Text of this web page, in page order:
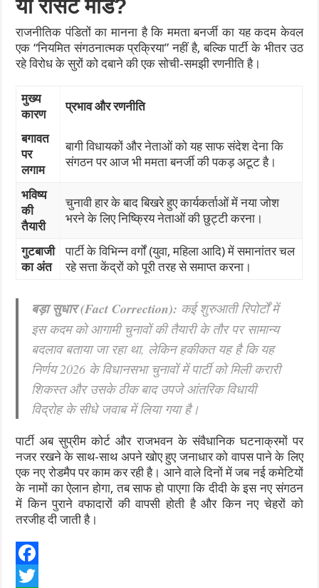
या रीसेट मोड?
राजनीतिक पंडितों का मानना है कि ममता बनर्जी का यह कदम केवल
एक “नियमित संगठनात्मक प्रक्रिया” नहीं है, बल्कि पार्टी के भीतर उठ
रहे विरोध के सुरों को दबाने की एक सोची-समझी रणनीति है।
मुख्य
कारण
प्रभाव और रणनीति
बगावत
पर
लगाम
बागी विधायकों और नेताओं को यह साफ संदेश देना कि
संगठन पर आज भी ममता बनर्जी की पकड़ अटूट है।
भविष्य
की
तैयारी
चुनावी हार के बाद बिखरे हुए कार्यकर्ताओं में नया जोश
भरने के लिए निष्क्रिय नेताओं की छुट्टी करना।
गुटबाजी
का अंत
पार्टी के विभिन्न वर्गों (युवा, महिला आदि) में समानांतर चल
रहे सत्ता केंद्रों को पूरी तरह से समाप्त करना।
बड़ा सुधार (Fact Correction): कई शुरुआती रिपोर्टों में
इस कदम को आगामी चुनावों की तैयारी के तौर पर सामान्य
बदलाव बताया जा रहा था, लेकिन हकीकत यह है कि यह
निर्णय 2026 के विधानसभा चुनावों में पार्टी को मिली करारी
शिकस्त और उसके ठीक बाद उपजे आंतरिक विधायी
विद्रोह के सीधे जवाब में लिया गया है।
पार्टी अब सुप्रीम कोर्ट और राजभवन के संवैधानिक घटनाक्रमों पर
नजर रखने के साथ-साथ अपने खोए हुए जनाधार को वापस पाने के लिए
एक नए रोडमैप पर काम कर रही है। आने वाले दिनों में जब नई कमेटियों
के नामों का ऐलान होगा, तब साफ हो पाएगा कि दीदी के इस नए संगठन
में किन पुराने वफादारों की वापसी होती है और किन नए चेहरों को
तरजीह दी जाती है।
F